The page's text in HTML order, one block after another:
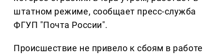
штатном режиме, сообщает пресс-служба
ФГУП "Почта России".
Происшествие не привело к сбоям в работе